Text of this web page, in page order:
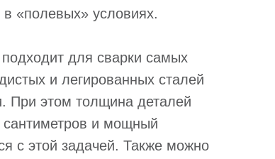
«полевых» условиях.
для сварки самых
и легированных сталей
При этом толщина деталей
сантиметров и мощный
с этой задачей. Также можно